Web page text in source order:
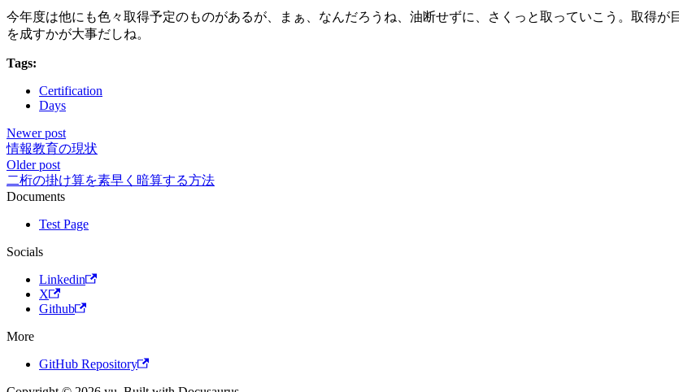
今年度は他にも色々取得予定のものがあるが、まぁ、なんだろうね、油断せずに、さくっと取っていこう。取得
を成すかが大事だしね。
Tags:
Certification
Days
Newer post
情報教育の現状
Older post
二桁の掛け算を素早く暗算する方法
Documents
Test Page
Socials
Linkedin
X
Github
More
GitHub Repository